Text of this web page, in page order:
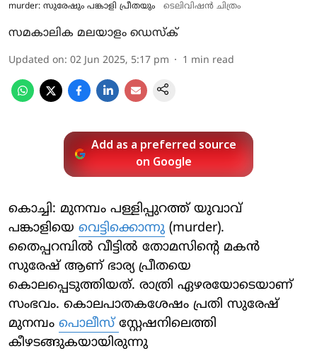
murder: സുരേഷും പങ്കാളി പ്രീതയും ടെലിവിഷന്‍ ചിത്രം
സമകാലിക മലയാളം ഡെസ്ക്
Updated on: 02 Jun 2025, 5:17 pm 1 min read
Add as a preferred source
on Google
കൊച്ചി: മുനമ്പം പള്ളിപ്പുറത്ത് യുവാവ്
പങ്കാളിയെ വെട്ടിക്കൊന്നു (murder).
തൈപ്പറമ്പില്‍ വീട്ടില്‍ തോമസിന്റെ മകന്‍
സുരേഷ് ആണ് ഭാര്യ പ്രീതയെ
കൊലപ്പെടുത്തിയത്. രാത്രി ഏഴരയോടെയാണ്
സംഭവം. കൊലപാതകശേഷം പ്രതി സുരേഷ്
മുനമ്പം പൊലീസ്സ്റ്റേഷനിലെത്തി
കീഴടങ്ങുകയായിരുന്നു